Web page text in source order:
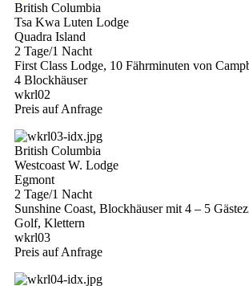
British Columbia
Tsa Kwa Luten Lodge
Quadra Island
2 Tage/1 Nacht
First Class Lodge, 10 Fährminuten von
4 Blockhäuser
wkrl02
Preis auf Anfrage
British Columbia
Westcoast W. Lodge
Egmont
2 Tage/1 Nacht
Sunshine Coast, Blockhäuser mit 4 – 5
Golf, Klettern
wkrl03
Preis auf Anfrage